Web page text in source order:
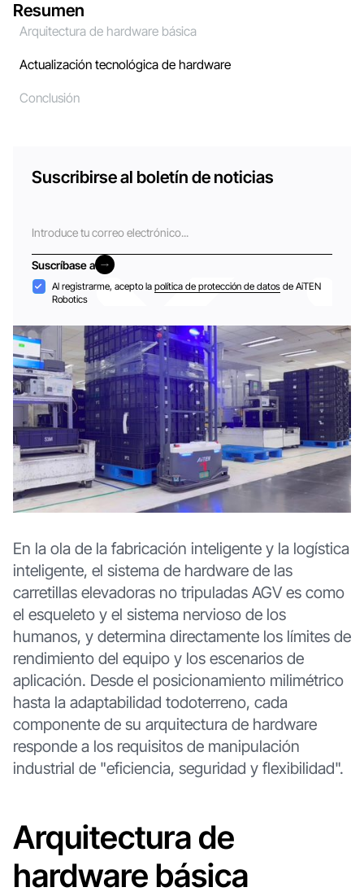
Resumen
Arquitectura de hardware básica
Actualización tecnológica de hardware
Conclusión
Suscribirse al boletín de noticias
electrónico
Suscríbase a
Suscríbase a
Aceptación
Al registrarme, acepto lapolítica de protección de datos de AiTEN
Robotics
En la ola de la fabricación inteligente y la logística
inteligente, el sistema de hardware de las
carretillas elevadoras no tripuladas AGV es como
el esqueleto y el sistema nervioso de los
humanos, y determina directamente los límites de
rendimiento del equipo y los escenarios de
aplicación. Desde el posicionamiento milimétrico
hasta la adaptabilidad todoterreno, cada
componente de su arquitectura de hardware
responde a los requisitos de manipulación
industrial de "eficiencia, seguridad y flexibilidad".
Arquitectura de
hardware básica